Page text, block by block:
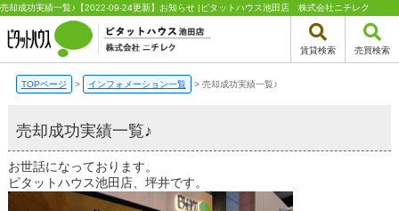
売却成功実績一覧♪【2022-09-24更新】お知らせ |ピタットハウス池田店 株式会社ニチレク
賃貸検索 売買検索
TOPページ > インフォメーション一覧 > 売却成功実績一覧♪
売却成功実績一覧♪
お世話になっております。
ピタットハウス池田店、坪井です。